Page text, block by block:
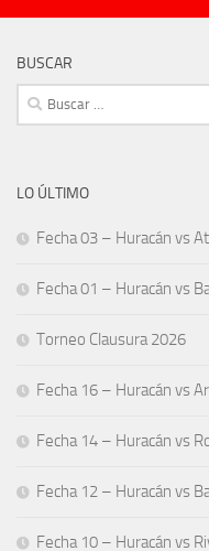
BUSCAR
Buscar:
LO ÚLTIMO
Fecha 03 – Huracán vs
Fecha 01 – Huracán vs
Torneo Clausura 2026
Fecha 16 – Huracán vs
Fecha 14 – Huracán vs
Fecha 12 – Huracán vs
Fecha 10 – Huracán vs